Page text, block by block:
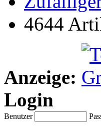
4644
Anzeige:
Login
Benutzer